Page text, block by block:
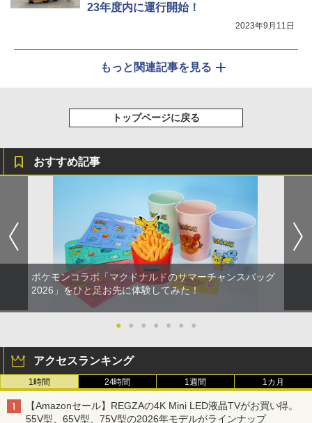
23年度内に運行開始！
2023年9月11日
もっと関連記事を見る
トップページに戻る
おすすめ記事
ポケモンコラボ「マクドナルドのサマーチャンスバッグ
2026」をひと足お先に体験してみた！
● ● ● ● ● ● ●
アクセスランキング
1時間 24時間 1週間 1カ月
【Amazonセール】REGZAの4K Mini LED液晶TVがお買い得。
55V型、65V型、75V型の2026年モデルがラインナップ